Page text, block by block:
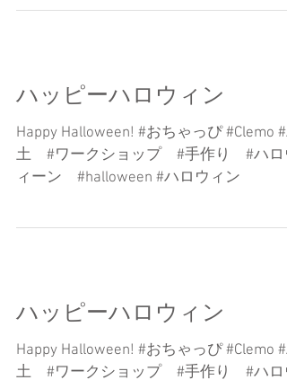
ハッピーハロウィン
Happy Halloween! #おちゃっぴ #Clemo #粘
土 #ワークショップ #手作り #ハロ
ィーン #halloween #ハロウィン
ハッピーハロウィン
Happy Halloween! #おちゃっぴ #Clemo #粘
土 #ワークショップ #手作り #ハロ